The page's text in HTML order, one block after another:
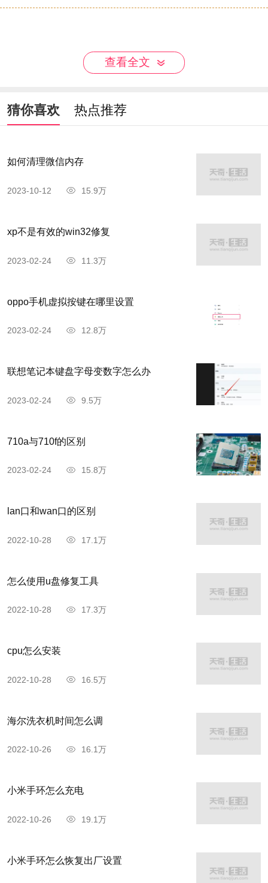
查看全文
猜你喜欢 热点推荐
如何清理微信内存
2023-10-12 15.9万
xp不是有效的win32修复
2023-02-24 11.3万
oppo手机虚拟按键在哪里设置
2023-02-24 12.8万
联想笔记本键盘字母变数字怎么办
2023-02-24 9.5万
710a与710f的区别
2023-02-24 15.8万
lan口和wan口的区别
2022-10-28 17.1万
怎么使用u盘修复工具
2022-10-28 17.3万
cpu怎么安装
2022-10-28 16.5万
海尔洗衣机时间怎么调
2022-10-26 16.1万
小米手环怎么充电
2022-10-26 19.1万
小米手环怎么恢复出厂设置